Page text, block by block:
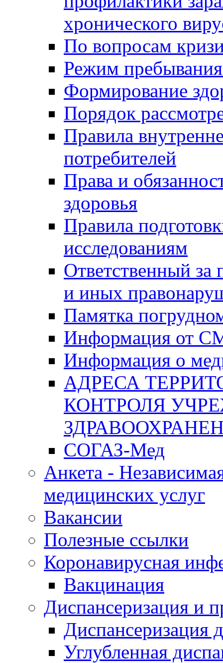
хронического
По вопросам
Режим
Формирование
Порядок
Правила
потребителей
Права и
здоровья
Правила
исследованиям
Ответственный
и иных
Памятка
Информация от
Информация о
АДРЕСА
КОНТРОЛЯ
СОГАЗ-Мед
Анкета -
медицинских услуг
Вакансии
Полезные ссылки
Коронавирусная
Вакцинация
Диспансеризация и
Диспансеризация
Углубленная